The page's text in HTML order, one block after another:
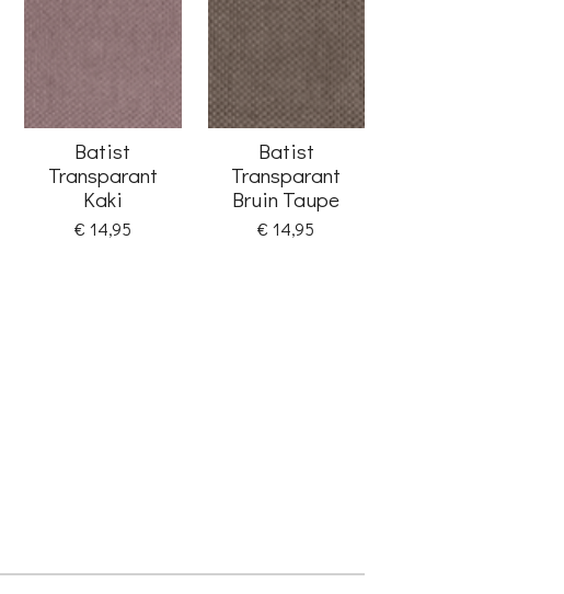
Batist
Transparant
Kaki
€ 14,95
Batist
Transparant
Bruin Taupe
€ 14,95